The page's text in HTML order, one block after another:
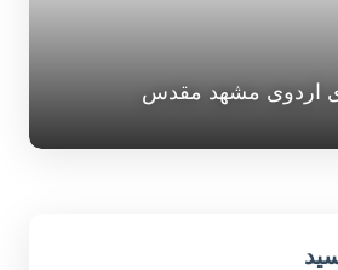
اردوی مشهد مقدس